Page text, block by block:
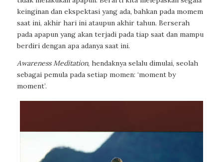
keinginan dan ekspektasi yang ada, bahkan pada momem
saat ini, akhir hari ini ataupun akhir tahun. Berserah
pada apapun yang akan terjadi pada tiap saat dan mampu
berdiri dengan apa adanya saat ini.
Awareness Meditation, hendaknya selalu dimulai, seolah
sebagai pemula pada setiap momen: ‘moment by
moment’.